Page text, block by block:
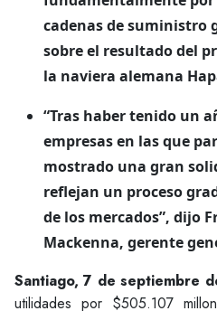
cadenas de suministro
sobre el resultado del
la naviera alemana
“Tras haber tenido un
empresas en las que
mostrado una gran
reflejan un proceso
de los mercados”, dijo
Mackenna, gerente
Santiago, 7 de septiembre
utilidades por $505.107